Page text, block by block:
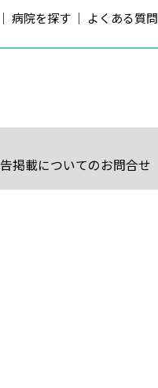
病院を探す よくある質問
掲載についてのお問合せ